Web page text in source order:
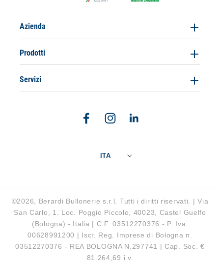
Azienda
Prodotti
Servizi
FacebookInstagramLinkedin
ITA
©2026, Berardi Bullonerie s.r.l. Tutti i diritti riservati. | Via
San Carlo, 1. Loc. Poggio Piccolo, 40023, Castel Guelfo
(Bologna) - Italia | C.F. 03512270376 - P. Iva:
00628991200 | Iscr. Reg. Imprese di Bologna n.
03512270376 - REA BOLOGNA N.297741 | Cap. Soc. €
81.264,69 i.v.